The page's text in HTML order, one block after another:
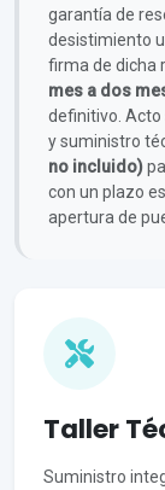
garantía de
desistimiento
firma de dicha
mes a dos
definitivo. Acto
y suministro
no incluido)
con un plazo
apertura de
Taller
Suministro